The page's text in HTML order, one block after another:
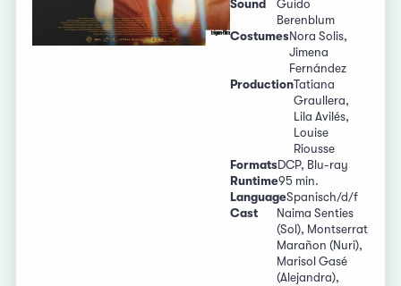
Sound
Guido
Berenblum
CostumesNora Solis,
Jimena
Fernández
ProductionTatiana
Graullera,
Lila Avilés,
Louise
Riousse
FormatsDCP, Blu-ray
Runtime95 min.
LanguageSpanisch/d/f
Cast
Naima Senties
(Sol), Montserrat
Marañon (Nuri),
Marisol Gasé
(Alejandra),